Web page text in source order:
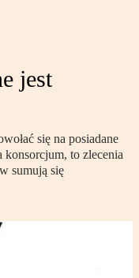
jest
się na posiadane
konsorcjum, to zlecenia
sumują się